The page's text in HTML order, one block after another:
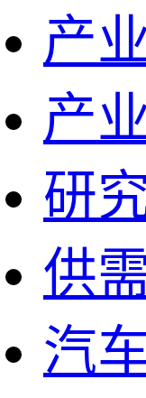
产
产
研
供
汽